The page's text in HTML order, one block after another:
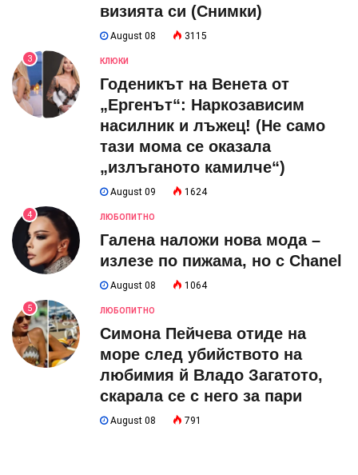
визията си (Снимки)
August 08 3115
3 КЛЮКИ
Годеникът на Венета от
„Ергенът“: Наркозависим
насилник и лъжец! (Не само
тази мома се оказала
„излъганото камилче“)
August 09 1624
4 ЛЮБОПИТНО
Галена наложи нова мода –
излезе по пижама, но с Chanel
August 08 1064
5 ЛЮБОПИТНО
Симона Пейчева отиде на
море след убийството на
любимия й Владо Загатото,
скарала се с него за пари
August 08 791